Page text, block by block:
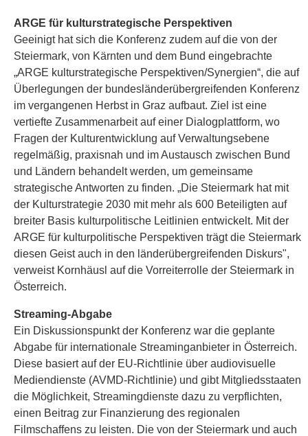
ARGE für kulturstrategische Perspektiven
Geeinigt hat sich die Konferenz zudem auf die von der
Steiermark, von Kärnten und dem Bund eingebrachte
„ARGE kulturstrategische Perspektiven/Synergien“, die auf
Überlegungen der bundesländerübergreifenden Konferenz
im vergangenen Herbst in Graz aufbaut. Ziel ist eine
vertiefte Zusammenarbeit auf einer Dialogplattform, wo
Fragen der Kulturentwicklung auf Verwaltungsebene
regelmäßig, praxisnah und im Austausch zwischen Bund
und Ländern behandelt werden, um gemeinsame
strategische Antworten zu finden. „Die Steiermark hat mit
der Kulturstrategie 2030 mit mehr als 600 Beteiligten auf
breiter Basis kulturpolitische Leitlinien entwickelt. Mit der
ARGE für kulturpolitische Perspektiven trägt die Steiermark
diesen Geist auch in den länderübergreifenden Diskurs",
verweist Kornhäusl auf die Vorreiterrolle der Steiermark in
Österreich.
Streaming-Abgabe
Ein Diskussionspunkt der Konferenz war die geplante
Abgabe für internationale Streaminganbieter in Österreich.
Diese basiert auf der EU-Richtlinie über audiovisuelle
Mediendienste (AVMD-Richtlinie) und gibt Mitgliedsstaaten
die Möglichkeit, Streamingdienste dazu zu verpflichten,
einen Beitrag zur Finanzierung des regionalen
Filmschaffens zu leisten. Die von der Steiermark und auch